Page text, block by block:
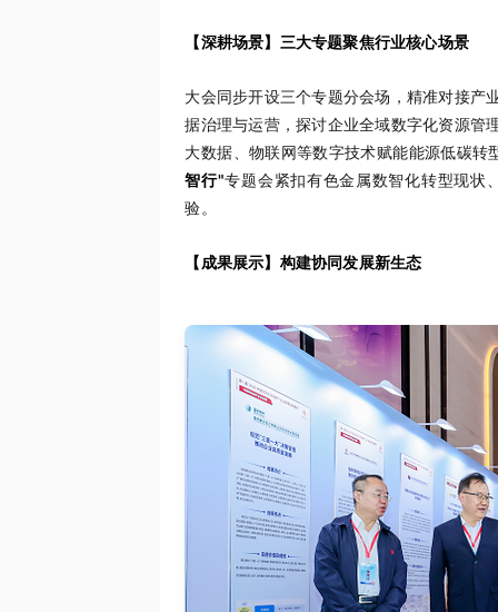
【深耕场景】三大专题聚焦行业核心场景
大会同步开设三个专题分会场，精准对接产
据治理与运营，探讨企业全域数字化资源管
大数据、物联网等数字技术赋能能源低碳
智行"专题会紧扣有色金属数智化转型现状
验。
【成果展示】构建协同发展新生态